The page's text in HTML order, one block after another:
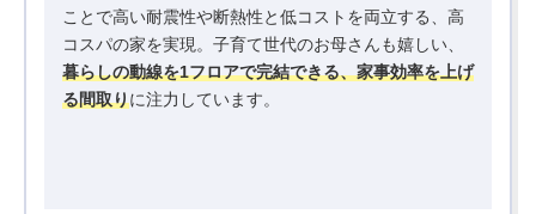
ことで高い耐震性や断熱性と低コストを両立する、高
コスパの家を実現。子育て世代のお母さんも嬉しい、
暮らしの動線を1フロアで完結できる、家事効率を上げ
る間取りに注力しています。